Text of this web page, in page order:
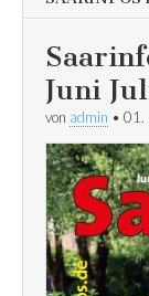
Juni
von admin • 01.